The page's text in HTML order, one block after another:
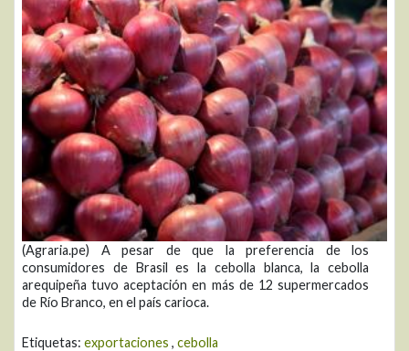
(Agraria.pe) A pesar de que la preferencia de los
consumidores de Brasil es la cebolla blanca, la cebolla
arequipeña tuvo aceptación en más de 12 supermercados
de Río Branco, en el país carioca.
Etiquetas: exportaciones , cebolla